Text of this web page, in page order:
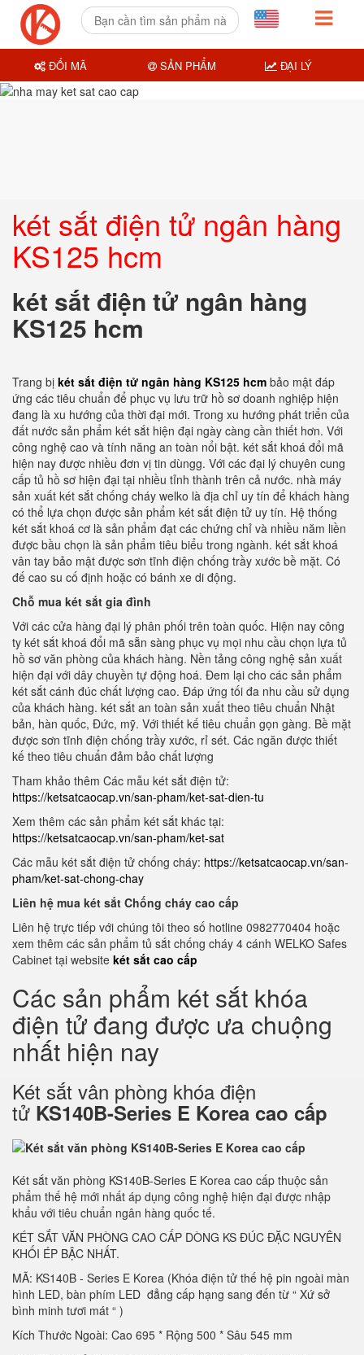
két sắt điện tử ngân hàng
KS125 hcm
két sắt điện tử ngân hàng
KS125 hcm
Trang bị két sắt điện tử ngân hàng KS125 hcm bảo mật đáp
ứng các tiêu chuẩn để phục vụ lưu trữ hồ sơ doanh nghiệp hiện
đang là xu hướng của thời đại mới. Trong xu hướng phát triển của
đất nước sản phẩm két sắt hiện đại ngày càng cần thiết hơn. Với
công nghệ cao và tính năng an toàn nổi bật. két sắt khoá đổi mã
hiện nay được nhiều đơn vị tin dùngg. Với các đại lý chuyên cung
cấp tủ hồ sơ hiện đại tại nhiều tỉnh thành trên cả nước. nhà máy
sản xuất két sắt chống cháy welko là địa chỉ uy tín để khách hàng
có thể lựa chọn được sản phẩm két sắt điện tử uy tín. Hệ thống
két sắt khoá cơ là sản phẩm đạt các chứng chỉ và nhiều năm liền
được bầu chọn là sản phẩm tiêu biểu trong ngành. két sắt khoá
vân tay bảo mật được sơn tĩnh điện chống trầy xước bề mặt. Có
đế cao su cố định hoặc có bánh xe di động.
Chỗ mua két sắt gia đình
Với các cửa hàng đại lý phân phối trên toàn quốc. Hiện nay công
ty két sắt khoá đổi mã sẵn sàng phục vụ mọi nhu cầu chọn lựa tủ
hồ sơ văn phòng của khách hàng. Nền tảng công nghệ sản xuất
hiện đại với dây chuyền tự động hoá. Đem lại cho các sản phẩm
két sắt cánh đúc chất lượng cao. Đáp ứng tối đa nhu cầu sử dụng
của khách hàng. két sắt an toàn sản xuất theo tiêu chuẩn Nhật
bản, hàn quốc, Đức, mỹ. Với thiết kế tiêu chuẩn gọn gàng. Bề mặt
được sơn tĩnh điện chống trầy xước, rỉ sét. Các ngăn được thiết
kế theo tiêu chuẩn đảm bảo chất lượng
Tham khảo thêm Các mẫu két sắt điện tử:
https://ketsatcaocap.vn/san-pham/ket-sat-dien-tu
Xem thêm các sản phẩm két sắt khác tại:
https://ketsatcaocap.vn/san-pham/ket-sat
Các mẫu két sắt điện tử chống cháy: https://ketsatcaocap.vn/san-
pham/ket-sat-chong-chay
Liên hệ mua két sắt Chống cháy cao cấp
Liên hệ trực tiếp với chúng tôi theo số hotline 0982770404 hoặc
xem thêm các sản phẩm tủ sắt chống cháy 4 cánh WELKO Safes
Cabinet tại website két sắt cao cấp
Các sản phẩm két sắt khóa
điện tử đang được ưa chuộng
nhất hiện nay
Két sắt vân phòng khóa điện
tử KS140B-Series E Korea cao cấp
Két sắt văn phòng KS140B-Series E Korea cao cấp thuộc sản
phẩm thế hệ mới nhất áp dụng công nghệ hiện đại được nhập
khẩu với tiêu chuẩn ngân hàng quốc tế.
KÉT SẮT VĂN PHÒNG CAO CẤP DÒNG KS ĐÚC ĐẶC NGUYÊN
KHỐI ÉP BẬC NHẤT.
MÃ: KS140B - Series E Korea (Khóa điện tử thế hệ pin ngoài màn
hình LED, bàn phím LED đẳng cấp hạng sang đến từ “ Xứ sở
bình minh tươi mát “ )
Kích Thước Ngoài: Cao 695 * Rộng 500 * Sâu 545 mm
ĐỔI MÃ SẢN PHẨM ĐẠI LÝ